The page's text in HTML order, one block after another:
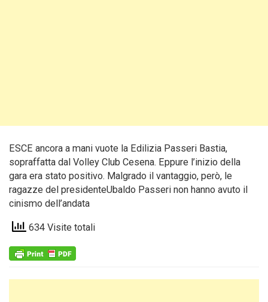
ESCE ancora a mani vuote la Edilizia Passeri Bastia,
sopraffatta dal Volley Club Cesena. Eppure l’inizio della
gara era stato positivo. Malgrado il vantaggio, però, le
ragazze del presidenteUbaldo Passeri non hanno avuto il
cinismo dell’andata
634 Visite totali